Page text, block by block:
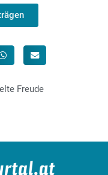
Freude